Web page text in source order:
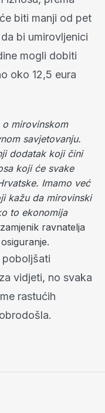
biti manji od pet
bi umirovljenici
mogli dobiti
oko 12,5 eura
mirovinskom
savjetovanju.
dodatak koji čini
koji će svake
Imamo već
kažu da mirovinski
to ekonomija
ravnatelja
poboljšati
vidjeti, no svaka
rastućih